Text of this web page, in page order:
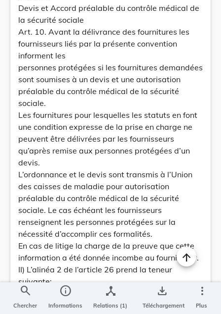
Devis et Accord préalable du contrôle médical de
la sécurité sociale
Art. 10. Avant la délivrance des fournitures les
fournisseurs liés par la présente convention
informent les
personnes protégées si les fournitures demandées
sont soumises à un devis et une autorisation
préalable du contrôle médical de la sécurité
sociale.
Les fournitures pour lesquelles les statuts en font
une condition expresse de la prise en charge ne
peuvent être délivrées par les fournisseurs
qu’après remise aux personnes protégées d’un
devis.
L’ordonnance et le devis sont transmis à l’Union
des caisses de maladie pour autorisation
préalable du contrôle médical de la sécurité
sociale. Le cas échéant les fournisseurs
renseignent les personnes protégées sur la
nécessité d’accomplir ces formalités.
En cas de litige la charge de la preuve que cette
information a été donnée incombe au fournisseur.
II) L’alinéa 2 de l’article 26 prend la teneur
suivante:
Toutefois, le système du tiers payant est appliqué
1) pour les fournitures délivrées aux personnes
search
Chercher
info
Informations
device_hub
Relations (1)
save_alt
Téléchargement
more_vert
Plus